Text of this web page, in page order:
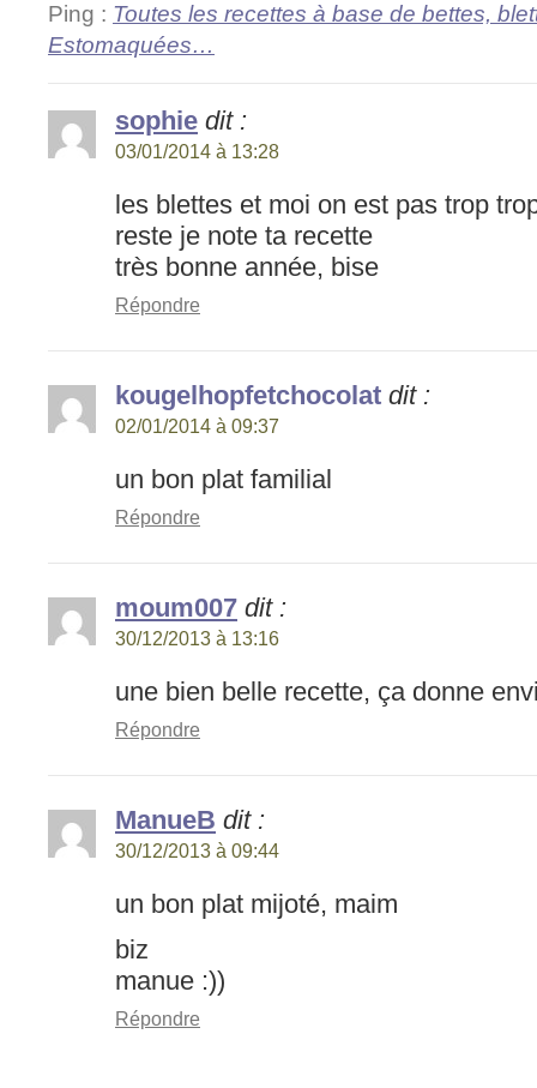
Ping : Toutes les recettes à base de bettes,
Estomaquées…
sophie dit :
03/01/2014 à 13:28
les blettes et moi on est pas trop
reste je note ta recette
très bonne année, bise
Répondre
kougelhopfetchocolat dit :
02/01/2014 à 09:37
un bon plat familial
Répondre
moum007 dit :
30/12/2013 à 13:16
une bien belle recette, ça donne
Répondre
ManueB dit :
30/12/2013 à 09:44
un bon plat mijoté, maim
biz
manue :))
Répondre